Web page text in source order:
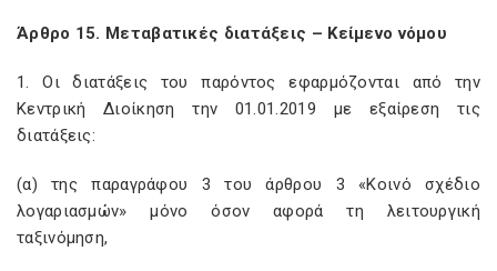
Άρθρο 15. Μεταβατικές διατάξεις – Κείμενο νόμου
1. Οι διατάξεις του παρόντος εφαρμόζονται από την
Κεντρική Διοίκηση την 01.01.2019 με εξαίρεση τις
διατάξεις:
(α) της παραγράφου 3 του άρθρου 3 «Κοινό σχέδιο
λογαριασμών» μόνο όσον αφορά τη λειτουργική
ταξινόμηση,